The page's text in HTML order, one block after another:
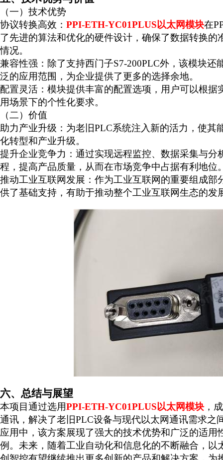
（一）技术优势
协议转换高效： PPI-ETH-YC01PLUS 以太网模块在
了先进的算法和优化的硬件设计，确保了数据转换
情况。
兼容性强：除了支持西门子S7-200PLC外，该模块还
泛的应用范围，为企业提供了更多的选择余地。
配置灵活：模块提供丰富的配置选项，用户可以根
用场景下的个性化要求。
（二）价值
助力产业升级：为老旧PLC系统注入新的活力，使其
化转型和产业升级。
提升企业竞争力：通过实现远程监控、数据采集与
程，提高产品质量，从而在市场竞争中占据有利地位
推动工业互联网发展：作为工业互联网的重要组成
供了基础支持，有助于推动整个工业互联网生态的发
六、总结与展望
本项目通过选用PPI-ETH-YC01PLUS 以太网模块，
通讯，解决了老旧PLC设备与现代以太网通讯需求之
应用中，该方案展现了强大的技术优势和广泛的适
例。未来，随着工业自动化和信息化的不断融合，